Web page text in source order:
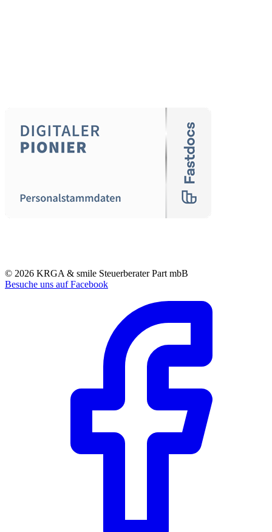
© 2026 KRGA & smile Steuerberater Part mbB
Besuche uns auf Facebook